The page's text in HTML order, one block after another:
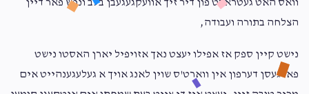
וואס האט געטראכט פון דיר זיך אוועקגעגעבן בלב ונפש פאר דיין
הצלחה בתורה ועבודה,
נישט קיין ספק אז אפילו יעצט נאך אזויפיל יארן האסטו נישט
פארגעסן דערפון אין ווארט'ס שוין לאנג אויך א געלעגענהייט אים